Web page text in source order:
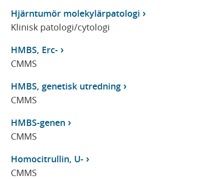
Hjärntumör molekylärpatologi
Klinisk patologi/cytologi
HMBS, Erc-
CMMS
HMBS, genetisk utredning
CMMS
HMBS-genen
CMMS
Homocitrullin, U-
CMMS